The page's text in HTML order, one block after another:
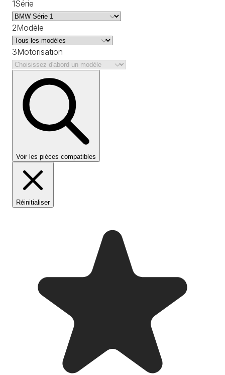
1Série
2Modèle
3Motorisation
Voir les pièces compatibles
Réinitialiser